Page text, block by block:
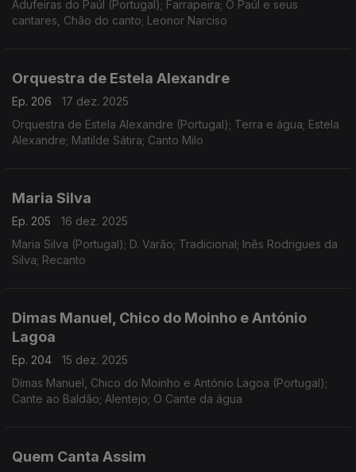
Adufeiras do Paúl (Portugal); Farrapeira; O Paúl e seus
cantares, Chão do canto; Leonor Narciso
Orquestra de Estela Alexandre
Ep. 206
17 dez. 2025
Orquestra de Estela Alexandre (Portugal); Terra e água; Estela
Alexandre; Matilde Sátira; Canto Milo
Maria Silva
Ep. 205
16 dez. 2025
Maria Silva (Portugal); D. Varão; Tradicional; Inês Rodrigues da
Silva; Recanto
Dimas Manuel, Chico do Moinho e António
Lagoa
Ep. 204
15 dez. 2025
Dimas Manuel, Chico do Moinho e António Lagoa (Portugal);
Cante ao Baldão; Alentejo; O Cante da água
Quem Canta Assim